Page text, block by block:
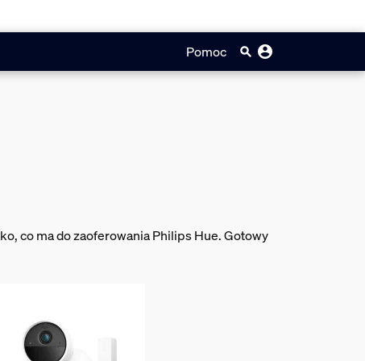
Pomoc
co ma do zaoferowania Philips Hue. Gotowy